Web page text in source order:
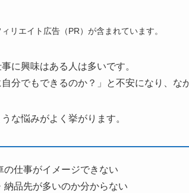
リエイト広告（PR）が含まれています。
に興味はある人は多いです。
分でもできるのか？」と不安になり、な
な悩みがよく挙がります。
の仕事がイメージできない
納品先が多いのか分からない